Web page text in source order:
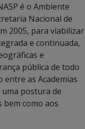
é o Ambiente
Nacional de
2005, para viabilizar
e continuada,
e
pública de todo
entre as Academias
postura de
como aos